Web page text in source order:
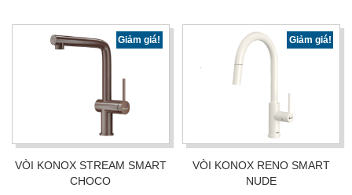
Giảm giá!
VÒI KONOX STREAM SMART
CHOCO
Giảm giá!
VÒI KONOX RENO SMART
NUDE